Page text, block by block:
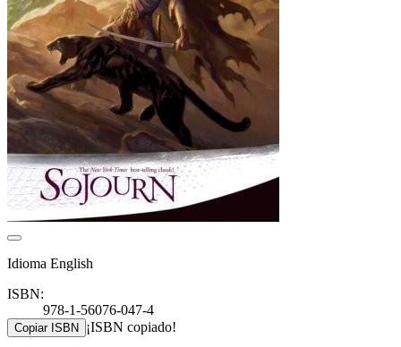
Idioma English
ISBN:
978-1-56076-047-4
Copiar ISBN ¡ISBN copiado!